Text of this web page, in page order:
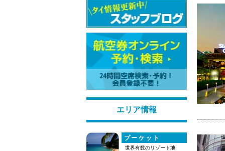
エリア情報
プーケット
世界有数のリゾート地